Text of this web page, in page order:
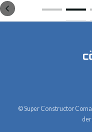
© Super Constructor